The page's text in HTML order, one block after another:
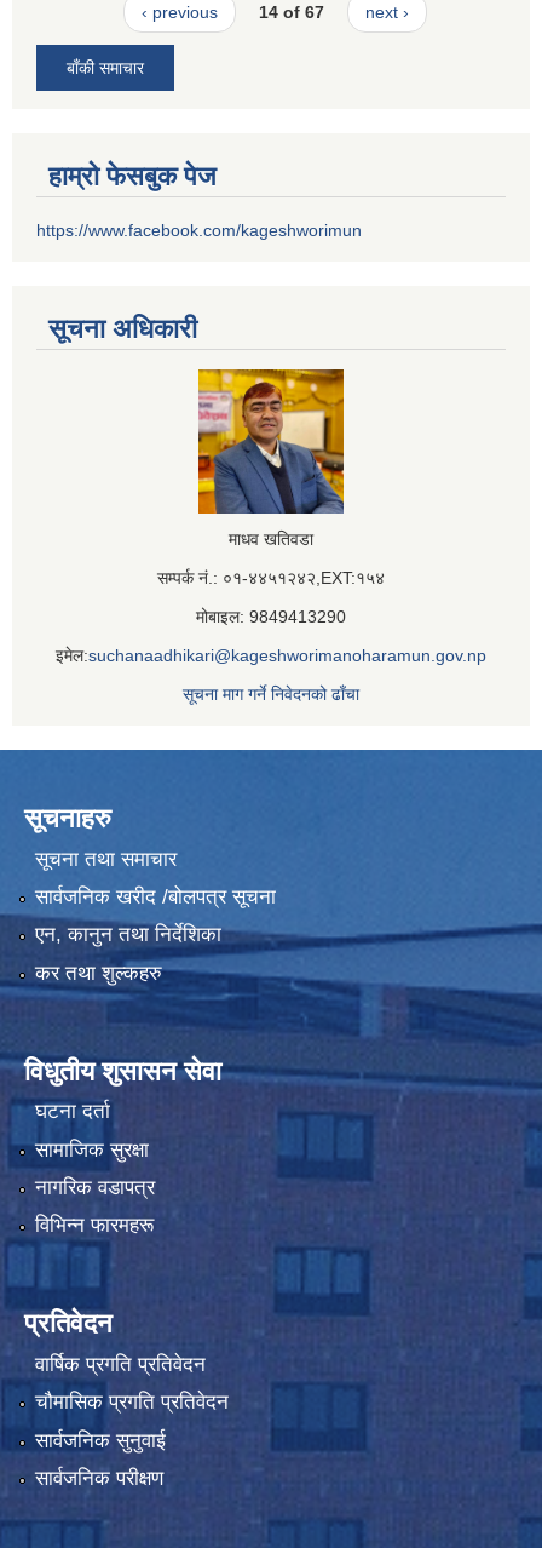
‹ previous 14 of 67 next ›
बाँकी समाचार
हाम्रो फेसबुक पेज
https://www.facebook.com/kageshworimun
सूचना अधिकारी
माधव खतिवडा
सम्पर्क नं.: ०१-४४५१२४२,EXT:१५४
मोबाइल: 9849413290
इमेल:suchanaadhikari@kageshworimanoharamun.gov.np
सूचना माग गर्ने निवेदनको ढाँचा
सूचनाहरु
सूचना तथा समाचार
सार्वजनिक खरीद /बोलपत्र सूचना
एन, कानुन तथा निर्देशिका
कर तथा शुल्कहरु
विधुतीय शुसासन सेवा
घटना दर्ता
सामाजिक सुरक्षा
नागरिक वडापत्र
विभिन्न फारमहरू
प्रतिवेदन
वार्षिक प्रगति प्रतिवेदन
चौमासिक प्रगति प्रतिवेदन
सार्वजनिक सुनुवाई
सार्वजनिक परीक्षण